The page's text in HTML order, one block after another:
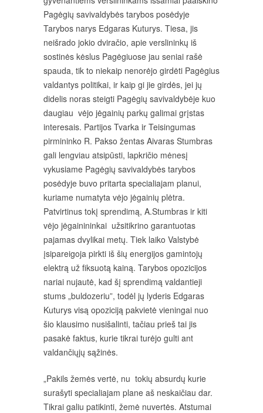
Pagėgių savivaldybės tarybos posėdyje
Tarybos narys Edgaras Kuturys. Tiesa, jis
neišrado jokio dviračio, apie verslininkų iš
sostinės kėslus Pagėgiuose jau seniai rašė
spauda, tik to niekaip nenorėjo girdėti Pagėgius
valdantys politikai, ir kaip gi jie girdės, jei jų
didelis noras steigti Pagėgių savivaldybėje kuo
daugiau vėjo jėgainių parkų galimai grįstas
interesais. Partijos Tvarka ir Teisingumas
pirmininko R. Pakso žentas Aivaras Stumbras
gali lengviau atsipūsti, lapkričio mėnesį
vykusiame Pagėgių savivaldybės tarybos
posėdyje buvo pritarta specialiajam planui,
kuriame numatyta vėjo jėgainių plėtra.
Patvirtinus tokį sprendimą, A.Stumbras ir kiti
vėjo jėgainininkai užsitikrino garantuotas
pajamas dvylikai metų. Tiek laiko Valstybė
įsipareigoja pirkti iš šių energijos gamintojų
elektrą už fiksuotą kainą. Tarybos opozicijos
nariai nujautė, kad šį sprendimą valdantieji
stums „buldozeriu”, todėl jų lyderis Edgaras
Kuturys visą opoziciją pakvietė vieningai nuo
šio klausimo nusišalinti, tačiau prieš tai jis
pasakė faktus, kurie tikrai turėjo gulti ant
valdančiųjų sąžinės.
„Pakils žemės vertė, nu tokių absurdų kurie
surašyti specialiajam plane aš neskaičiau dar.
Tikrai galiu patikinti, žemė nuvertės. Atstumai